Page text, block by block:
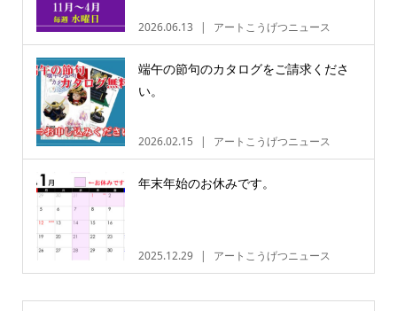
2026.06.13 アートこうげつニュース
端午の節句のカタログをご請求くださ
い。
2026.02.15 アートこうげつニュース
年末年始のお休みです。
2025.12.29 アートこうげつニュース